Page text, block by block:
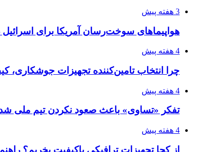
3 هفته پیش
هواپیماهای سوخت‌رسان آمریکا برای
4 هفته پیش
چرا انتخاب تامین‌کننده تجهیزات جوشکاری،
4 هفته پیش
تفکر «تساوی» باعث صعود نکردن تیم ملی
4 هفته پیش
از کجا تجهیزات ترافیکی باکیفیت بخریم؟